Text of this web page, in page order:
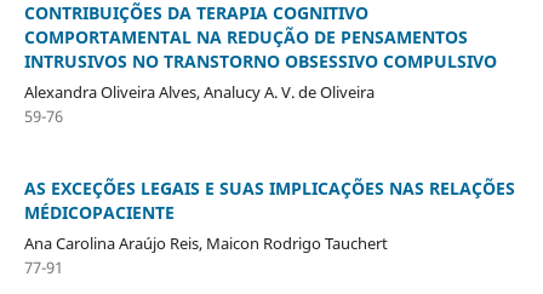
CONTRIBUIÇÕES DA TERAPIA COGNITIVO
COMPORTAMENTAL NA REDUÇÃO DE PENSAMENTOS
INTRUSIVOS NO TRANSTORNO OBSESSIVO COMPULSIVO
Alexandra Oliveira Alves, Analucy A. V. de Oliveira
59-76
AS EXCEÇÕES LEGAIS E SUAS IMPLICAÇÕES NAS RELAÇÕES
MÉDICOPACIENTE
Ana Carolina Araújo Reis, Maicon Rodrigo Tauchert
77-91